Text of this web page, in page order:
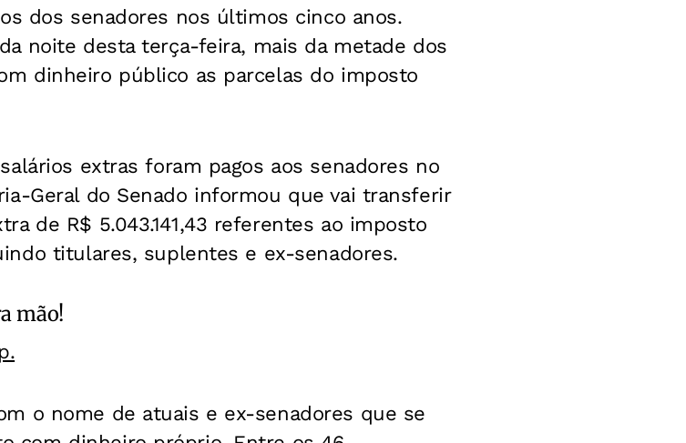
dos senadores nos últimos cinco anos.
noite desta terça-feira, mais da metade dos
dinheiro público as parcelas do imposto
extras foram pagos aos senadores no
Geral do Senado informou que vai transferir
de R$ 5.043.141,43 referentes ao imposto
titulares, suplentes e ex-senadores.
mão!
o nome de atuais e ex-senadores que se